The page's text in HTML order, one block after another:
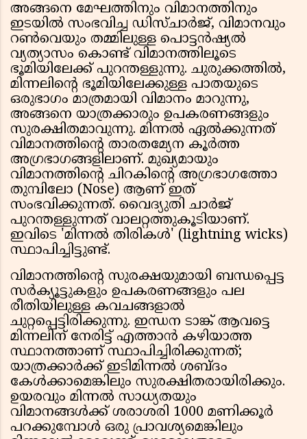
അങ്ങനെ മേഘത്തിനും വിമാനത്തിനും
ഇടയിൽ സംഭവിച്ച ഡിസ്ചാർജ്, വിമാനവും
റൺവെയും തമ്മിലുള്ള പൊട്ടൻഷ്യൽ
വ്യത്യാസം കൊണ്ട് വിമാനത്തിലൂടെ
ഭൂമിയിലേക്ക് പുറന്തള്ളുന്നു. ചുരുക്കത്തിൽ,
മിന്നലിന്റെ ഭൂമിയിലേക്കുള്ള പാതയുടെ
ഒരുഭാഗം മാത്രമായി വിമാനം മാറുന്നു,
അങ്ങനെ യാത്രക്കാരും ഉപകരണങ്ങളും
സുരക്ഷിതമാവുന്നു. മിന്നൽ ഏൽക്കുന്നത്
വിമാനത്തിന്റെ താരതമ്യേന കൂർത്ത
അഗ്രഭാഗങ്ങളിലാണ്. മുഖ്യമായും
വിമാനത്തിന്റെ ചിറകിന്റെ അഗ്രഭാഗത്തോ
തുമ്പിലോ (Nose) ആണ് ഇത്
സംഭവിക്കുന്നത്. വൈദ്യുതി ചാർജ്
പുറന്തള്ളുന്നത് വാലറ്റത്തുകൂടിയാണ്.
ഇവിടെ 'മിന്നൽ തിരികൾ' (lightning wicks)
സ്ഥാപിച്ചിട്ടുണ്ട്.
വിമാനത്തിന്റെ സുരക്ഷയുമായി ബന്ധപ്പെട്ട
സർക്യൂട്ടുകളും ഉപകരണങ്ങളും പല
രീതിയിലുള്ള കവചങ്ങളാൽ
ചുറ്റപ്പെട്ടിരിക്കുന്നു. ഇന്ധന ടാങ്ക് ആവട്ടെ
മിന്നലിന് നേരിട്ട് എത്താൻ കഴിയാത്ത
സ്ഥാനത്താണ് സ്ഥാപിച്ചിരിക്കുന്നത്;
യാത്രക്കാർക്ക് ഇടിമിന്നൽ ശബ്ദം
കേൾക്കാമെങ്കിലും സുരക്ഷിതരായിരിക്കും.
ഉയരവും മിന്നൽ സാധ്യതയും
വിമാനങ്ങൾക്ക് ശരാശരി 1000 മണിക്കൂർ
പറക്കുമ്പോൾ ഒരു പ്രാവശ്യമെങ്കിലും